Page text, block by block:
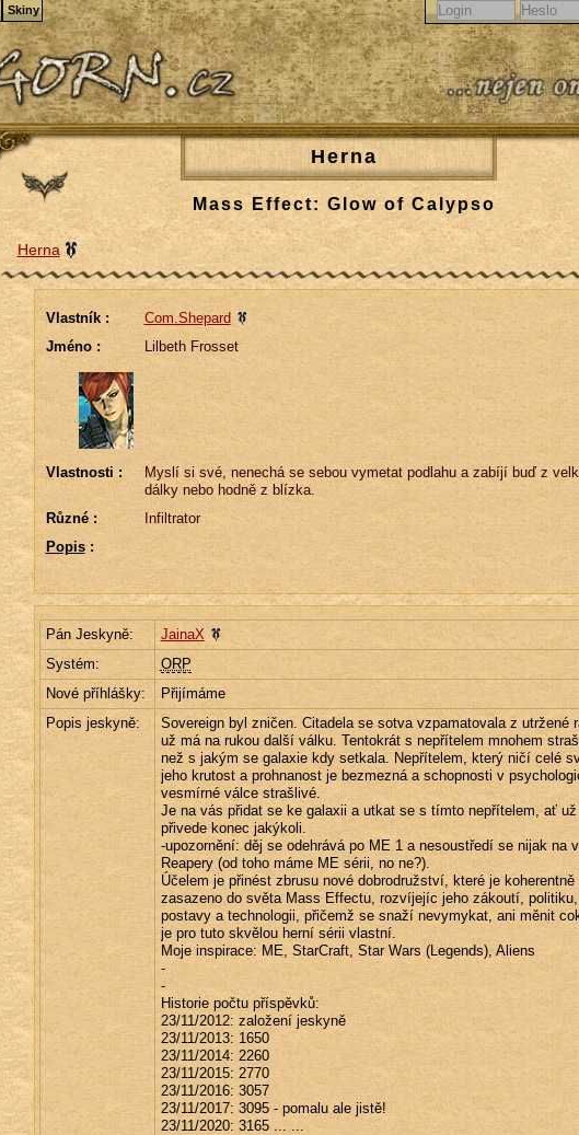
Herna
Mass Effect: Glow of Calypso
Herna
Vlastník :
Com.Shepard
Jméno :
Lilbeth Frosset
Vlastnosti :
Myslí si své, nenechá se sebou vymetat podlahu a zabíjí buď z
dálky nebo hodně z blízka.
Různé :
Infiltrator
Popis:
Pán Jeskyně:
JainaX
Systém:
ORP
Nové příhlášky:
Přijímáme
Popis jeskyně:
Sovereign byl zničen. Citadela se sotva vzpamatovala z utržené
už má na rukou další válku. Tentokrát s nepřítelem mnohem
než s jakým se galaxie kdy setkala. Nepřítelem, který ničí celé
jeho krutost a prohnanost je bezmezná a schopnosti v
vesmírné válce strašlivé.
Je na vás přidat se ke galaxii a utkat se s tímto nepřítelem, ať už
přivede konec jakýkoli.
-upozornění: děj se odehrává po ME 1 a nesoustředí se nijak na
Reapery (od toho máme ME sérii, no ne?).
Účelem je přinést zbrusu nové dobrodružství, které je koherentně
zasazeno do světa Mass Effectu, rozvíjejíc jeho zákoutí, politiku,
postavy a technologii, přičemž se snaží nevymykat, ani měnit
je pro tuto skvělou herní sérii vlastní.
Moje inspirace: ME, StarCraft, Star Wars (Legends), Aliens
-
-
Historie počtu příspěvků:
23/11/2012: založení jeskyně
23/11/2013: 1650
23/11/2014: 2260
23/11/2015: 2770
23/11/2016: 3057
23/11/2017: 3095 - pomalu ale jistě!
23/11/2020: 3165 ... ...
Skiny